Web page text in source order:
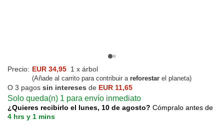
Precio: EUR 34,95 1 x árbol
(Añade al carrito para contribuir a reforestar el planeta)
O 3 pagos sin intereses de EUR 11,65
Solo queda(n) 1 para envío inmediato
¿Quieres recibirlo el lunes, 10 de agosto? Cómpralo antes de
4 hrs y 1 mins